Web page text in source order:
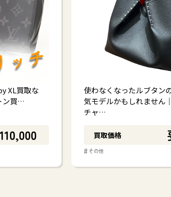
XL買取な
ン買…
110,000
使わなくなったルブタン
気モデルかもしれません
チャ…
買取価格
#その他